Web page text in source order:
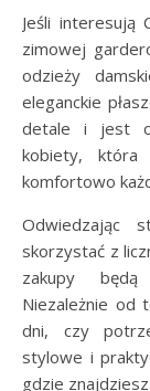
Jeśli interesują
zimowej
odzieży
eleganckie
detale i jest
kobiety,
komfortowo
Odwiedzając
skorzystać z
zakupy będą
Niezależnie od
dni, czy
stylowe i
gdzie